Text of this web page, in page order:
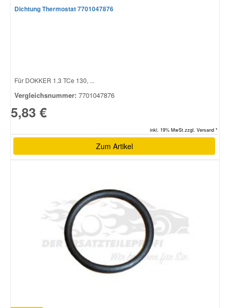
Dichtung Thermostat 7701047876
Für DOKKER 1.3 TCe 130, ...
Vergleichsnummer: 7701047876
5,83 €
inkl. 19% MwSt.zzgl. Versand *
Zum Artikel
Vauxhall Ersatzteile
Volvo Ersatzteile